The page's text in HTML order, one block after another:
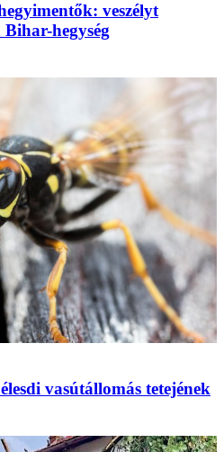
veszélyt
hegység
vasútállomás tetejének